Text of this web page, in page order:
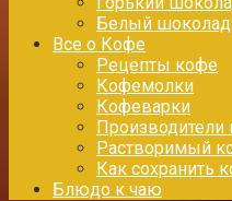
Белый шоколад
Все о Кофе
Рецепты кофе
Кофемолки
Кофеварки
Производители
Растворимый
Как сохранить
Блюдо к чаю